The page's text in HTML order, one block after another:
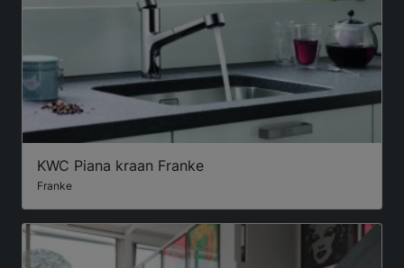
KWC Piana kraan Franke
Franke